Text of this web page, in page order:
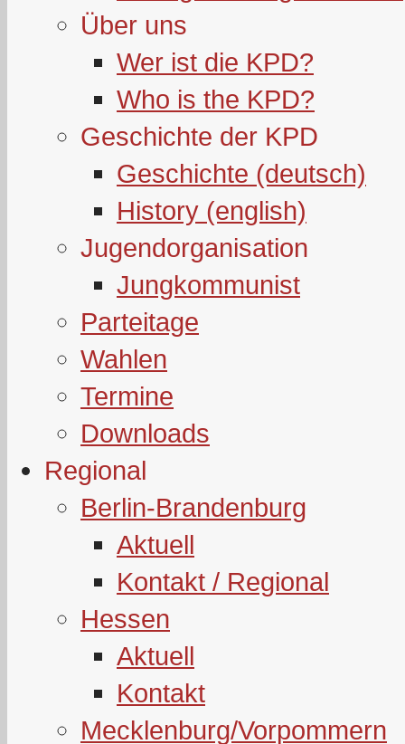
Über uns
Wer ist die KPD?
Who is the KPD?
Geschichte der KPD
Geschichte (deutsch)
History (english)
Jugendorganisation
Jungkommunist
Parteitage
Wahlen
Termine
Downloads
Regional
Berlin-Brandenburg
Aktuell
Kontakt / Regional
Hessen
Aktuell
Kontakt
Mecklenburg/Vorpommern